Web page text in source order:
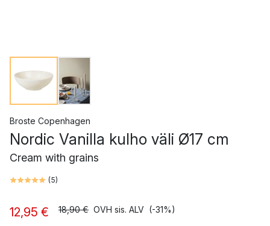
Broste Copenhagen
Nordic Vanilla kulho väli Ø17 cm
Cream with grains
(5)
12,95 € 18,90 € OVH sis. ALV (-31%)